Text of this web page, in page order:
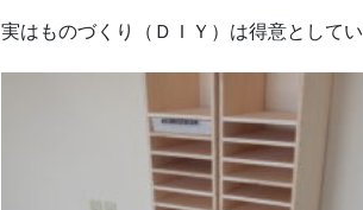
実はものづくり（ＤＩＹ）は得意として